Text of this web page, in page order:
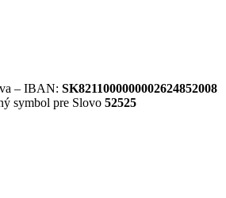
– IBAN: SK8211000000002624852008
symbol pre Slovo 52525